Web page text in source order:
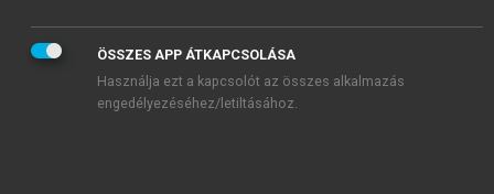
ÖSSZES APP ÁTKAPCSOLÁSA
Használja ezt a kapcsolót az összes alkalmazás
engedélyezéséhez/letiltásához.